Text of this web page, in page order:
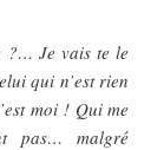
?… Je vais te le
qui n’est rien
moi ! Qui me
pas… malgré